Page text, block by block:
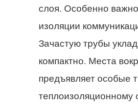
слоя. Особенно
изоляции
Зачастую трубы
компактно. Места
предъявляет особые
теплоизоляционному